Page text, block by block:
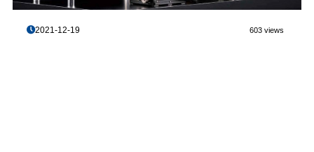
2021-12-19 603 views